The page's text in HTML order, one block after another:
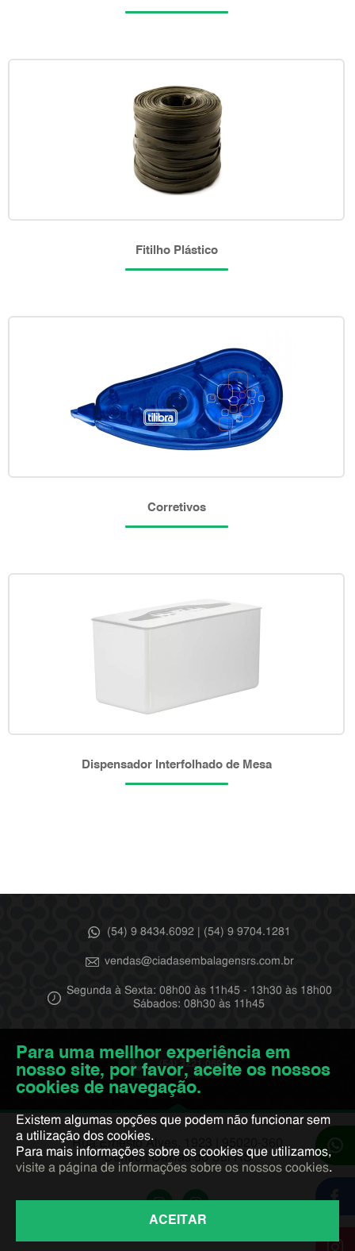
Fitilho Plástico
Corretivos
Dispensador Interfolhado de Mesa
(54) 9 8434.6092 | (54) 9 9704.1281
vendas@ciadasembalagensrs.com.br
Segunda à Sexta: 08h00 às 11h45 - 13h30 às 18h00
Sábados: 08h30 às 11h45
(54) 3221.0691
Rua Ernesto Alves, 1923 | 95020-360
Centro | Caxias do Sul RS
Para uma mellhor experiência em
nosso site, por favor, aceite os nossos
cookies de navegação.
Existem algumas opções que podem não funcionar sem
a utilização dos cookies.
Para mais informações sobre os cookies que utilizamos,
visite a página de informações sobre os nossos cookies.
ACEITAR